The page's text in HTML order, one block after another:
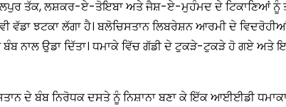
ਤੱਕ, ਲਸ਼ਕਰ-ਏ-ਤੋਇਬਾ ਅਤੇ ਜੈਸ਼-ਏ-ਮੁਹੰਮਦ ਦੇ ਟਿਕਾਣਿਆਂ ਨੂੰ
ਵੱਡਾ ਝਟਕਾ ਲੱਗਾ ਹੈ। ਬਲੋਚਿਸਤਾਨ ਲਿਬਰੇਸ਼ਨ ਆਰਮੀ ਦੇ ਵਿਦਰੋਹੀਆਂ
ਨਾਲ ਉਡਾ ਦਿੱਤਾ। ਧਮਾਕੇ ਵਿੱਚ ਗੱਡੀ ਦੇ ਟੁਕੜੇ-ਟੁਕੜੇ ਹੋ ਗਏ ਅਤੇ
ਦੇ ਬੰਬ ਨਿਰੋਧਕ ਦਸਤੇ ਨੂੰ ਨਿਸ਼ਾਨਾ ਬਣਾ ਕੇ ਇੱਕ ਆਈਈਡੀ ਧਮਾਕਾ